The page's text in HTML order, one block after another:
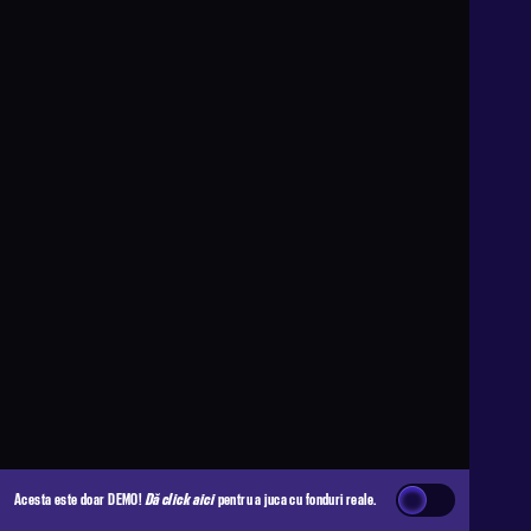
Acesta este doar DEMO!Dă click aicipentru a juca cu fonduri reale.